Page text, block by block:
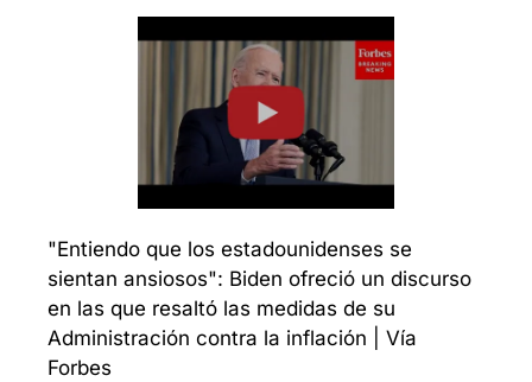
"Entiendo que los estadounidenses se
sientan ansiosos": Biden ofreció un discurso
en las que resaltó las medidas de su
Administración contra la inflación | Vía
Forbes